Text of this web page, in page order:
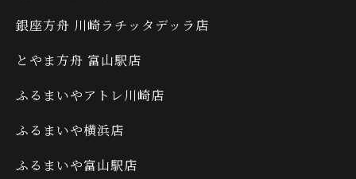
銀座方舟 川崎ラチッタデッラ店
とやま方舟 富山駅店
ふるまいやアトレ川崎店
ふるまいや横浜店
ふるまいや富山駅店